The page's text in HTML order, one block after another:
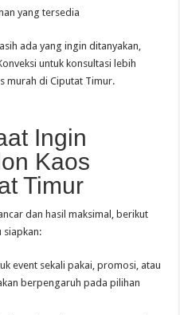
yang tersedia
ada yang ingin ditanyakan,
untuk konsultasi lebih
murah di Ciputat Timur.
Ingin
Kaos
Timur
dan hasil maksimal, berikut
siapkan:
event sekali pakai, promosi, atau
berpengaruh pada pilihan